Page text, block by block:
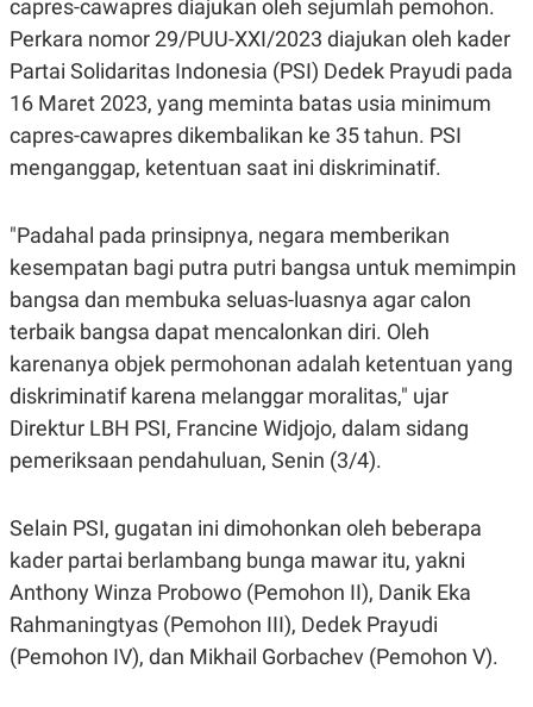
S
A
T
D
A
T
A
G
E
S
K
O
A
N
T
L
I
U
S
JARINGAN
K
O
T
C
A
E
M
Y
P
R
S
E
L
E
S
E
.
I
D
capres-cawapres diajukan oleh sejumlah pemohon.
Perkara nomor 29/PUU-XXI/2023 diajukan oleh kader
Partai Solidaritas Indonesia (PSI) Dedek Prayudi pada
16 Maret 2023, yang meminta batas usia minimum
capres-cawapres dikembalikan ke 35 tahun. PSI
menganggap, ketentuan saat ini diskriminatif.
"Padahal pada prinsipnya, negara memberikan
kesempatan bagi putra putri bangsa untuk memimpin
bangsa dan membuka seluas-luasnya agar calon
terbaik bangsa dapat mencalonkan diri. Oleh
karenanya objek permohonan adalah ketentuan yang
diskriminatif karena melanggar moralitas," ujar
Direktur LBH PSI, Francine Widjojo, dalam sidang
pemeriksaan pendahuluan, Senin (3/4).
Selain PSI, gugatan ini dimohonkan oleh beberapa
kader partai berlambang bunga mawar itu, yakni
Anthony Winza Probowo (Pemohon II), Danik Eka
Rahmaningtyas (Pemohon III), Dedek Prayudi
(Pemohon IV), dan Mikhail Gorbachev (Pemohon V).